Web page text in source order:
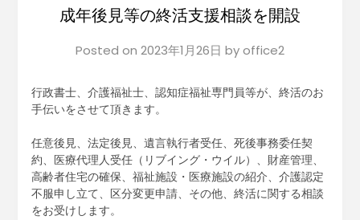
成年後見等の終活支援相談を開設
Posted on 2023年1月26日 byoffice2
行政書士、介護福祉士、認知症福祉専門員等が、終活のお
手伝いをさせて頂きます。
任意後見、法定後見、遺言執行者受任、死後事務委任契
約、医療代理人受任（リブイング・ウイル）、財産管理、
高齢者住宅の確保、福祉施設・医療施設の紹介、介護認定
不服申し立て、区分変更申請、その他、終活に関する相談
をお受けします。